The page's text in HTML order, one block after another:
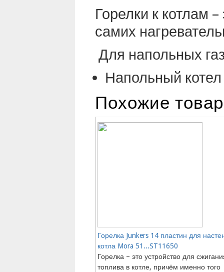
Горелки к котлам
самих
Для напольных
Напольный
Похожие
Горелка Junkers 14 пластин для
котла Mora 51...ST11650
Горелка – это устройство для
топлива в котле, причём именно того